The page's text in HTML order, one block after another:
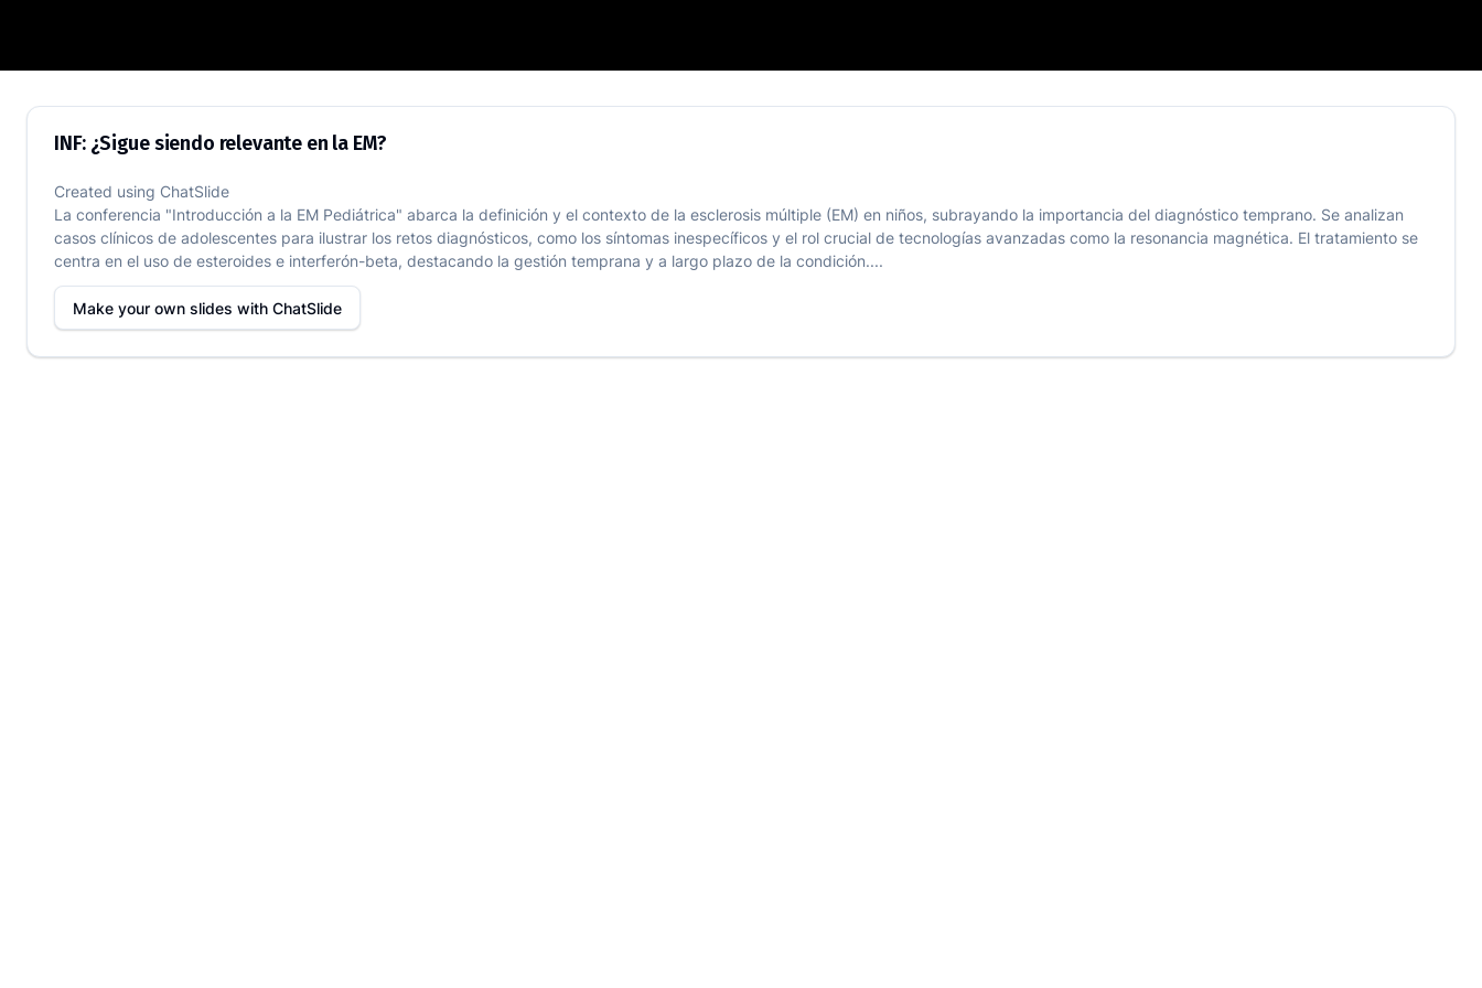
INF: ¿Sigue siendo relevante en la EM?
INF: ¿Sigue siendo relevante en la EM?
Created using ChatSlide
La conferencia "Introducción a la EM Pediátrica" abarca la definición y el contexto de la esclerosis múltiple (EM) en niños, subrayando la importancia del diagnóstico temprano. Se analizan
casos clínicos de adolescentes para ilustrar los retos diagnósticos, como los síntomas inespecíficos y el rol crucial de tecnologías avanzadas como la resonancia magnética. El tratamiento se
centra en el uso de esteroides e interferón-beta, destacando la gestión temprana y a largo plazo de la condición....
Make your own slides with ChatSlide